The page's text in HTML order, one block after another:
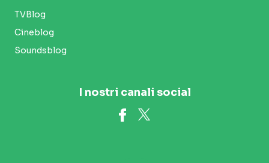
TVBlog
Cineblog
Soundsblog
I nostri canali social